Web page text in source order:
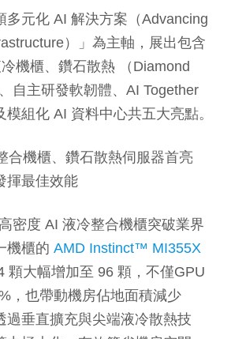
多元化 AI 解決方案（Advancing
）」為主軸，展出包含
機櫃、鑽石散熱 （Diamond
自主研發軟韌體、AI Together
組化 AI 資料中心共五大亮點。
合機櫃、鑽石散熱伺服器首亮
揮最佳效能
密度 AI 液冷整合機櫃突破業界
機櫃的 AMD Instinct™ MI355X
顆大幅增加至 96 顆，不僅GPU
，也帶動機房佔地面積減少
過垂直擴充與尖端液冷散熱技